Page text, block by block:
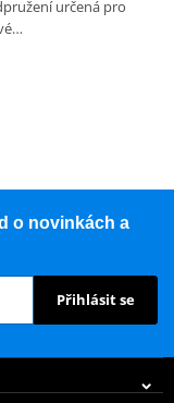
určená pro
o novinkách a
Přihlásit se